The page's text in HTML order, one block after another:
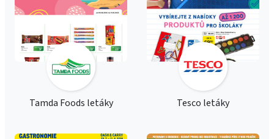
Tamda Foods letáky Tesco letáky